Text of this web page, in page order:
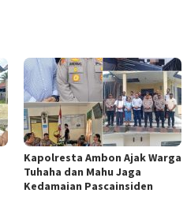
Kapolresta Ambon Ajak Warga
Tuhaha dan Mahu Jaga
Kedamaian Pascainsiden